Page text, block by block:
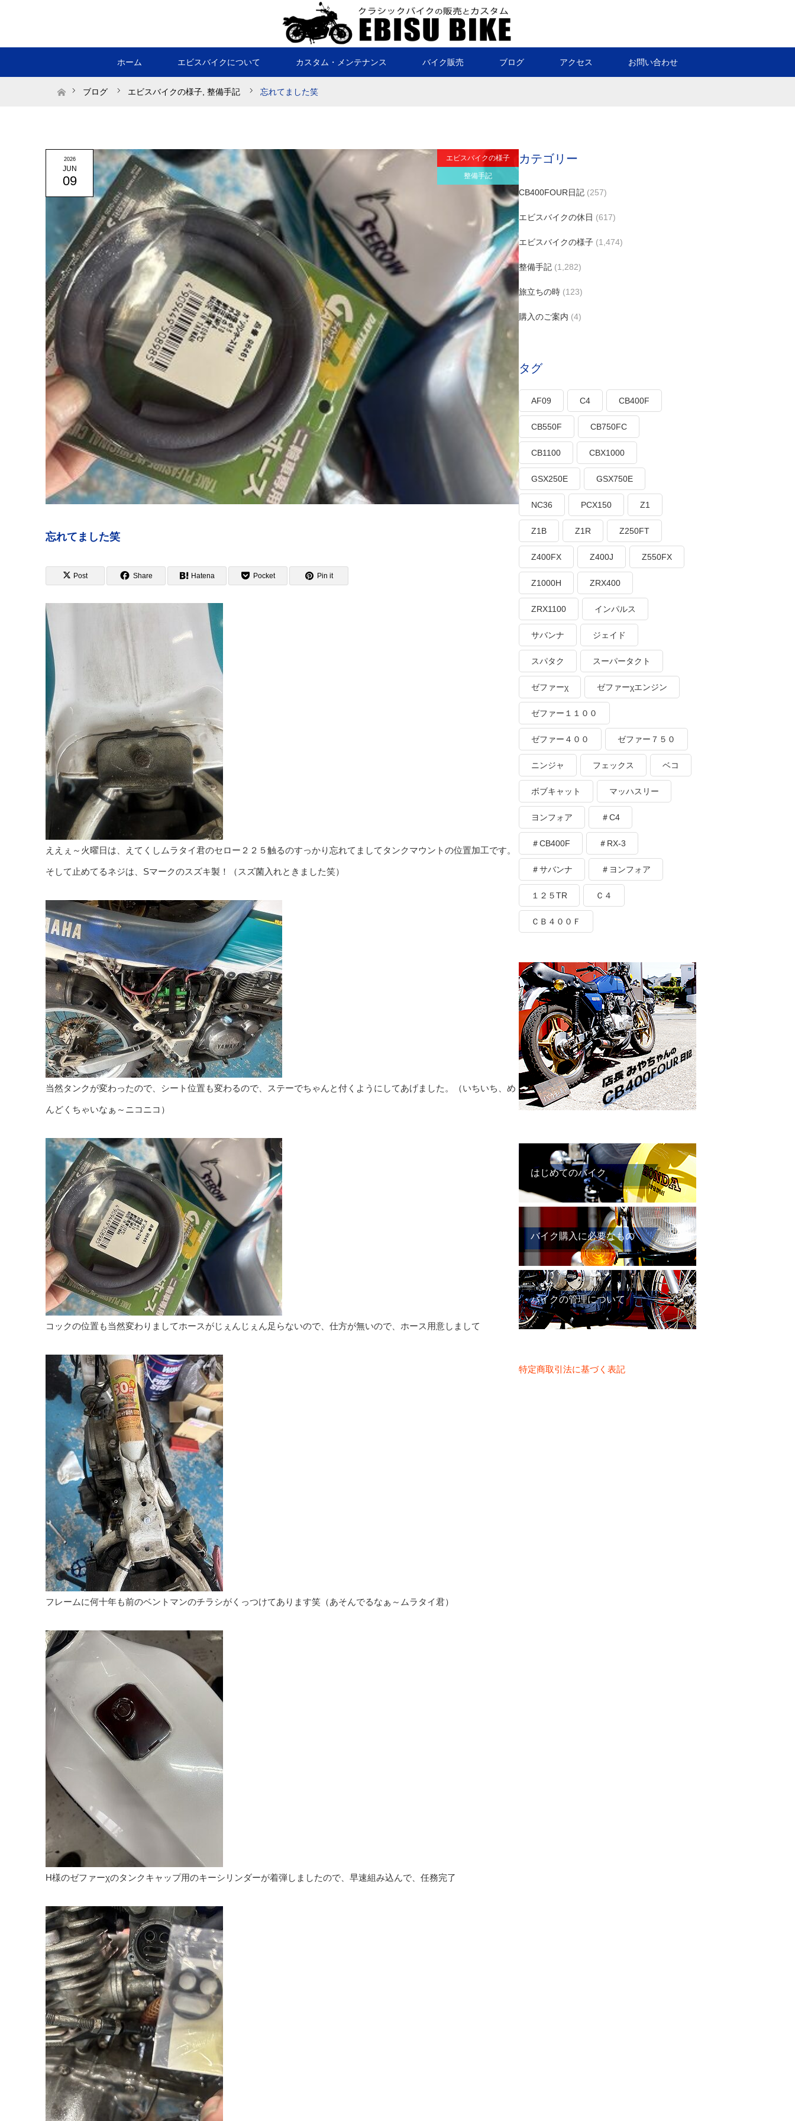
ホーム エビスバイクについて カスタム・メンテナンス バイク販売 ブログ アクセス お問い合わせ
ホームブログ エビスバイクの様子 整備手記 忘れてました笑
2026
JUN
09
エビスバイクの様子
整備手記
忘れてました笑
Post Share Hatena Pocket Pin it
ええぇ～火曜日は、えてくしムラタイ君のセロー２２５触るのすっかり忘れてましてタンクマウントの位置加工です。
そして止めてるネジは、Sマークのスズキ製！（スズ菌入れときました笑）
当然タンクが変わったので、シート位置も変わるので、ステーでちゃんと付くようにしてあげました。（いちいち、め
んどくちゃいなぁ～ニコニコ）
コックの位置も当然変わりましてホースがじぇんじぇん足らないので、仕方が無いので、ホース用意しまして
フレームに何十年も前のベントマンのチラシがくっつけてあります笑（あそんでるなぁ～ムラタイ君）
H様のゼファーχのタンクキャップ用のキーシリンダーが着弾しましたので、早速組み込んで、任務完了
カテゴリー
CB400FOUR日記 (257)
エビスバイクの休日 (617)
エビスバイクの様子 (1,474)
整備手記 (1,282)
旅立ちの時 (123)
購入のご案内 (4)
タグ
AF09 C4 CB400F
CB550F CB750FC
CB1100 CBX1000
GSX250E GSX750E
NC36 PCX150 Z1
Z1B Z1R Z250FT
Z400FX Z400J Z550FX
Z1000H ZRX400
ZRX1100 インパルス
サバンナ ジェイド
スパタク スーパータクト
ゼファーχ ゼファーχエンジン
ゼファー１１００
ゼファー４００ ゼファー７５０
ニンジャ フェックス ベコ
ボブキャット マッハスリー
ヨンフォア ＃C4
＃CB400F ＃RX-3
＃サバンナ ＃ヨンフォア
１２５TR Ｃ４
ＣＢ４００Ｆ
はじめてのバイク
バイク購入に必要なもの
バイクの管理について
特定商取引法に基づく表記